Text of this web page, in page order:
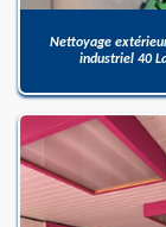
Nettoyage
industriel 40